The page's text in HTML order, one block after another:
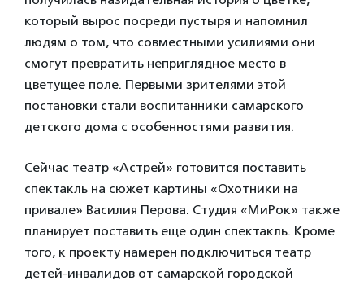
который вырос посреди пустыря и напомнил
людям о том, что совместными усилиями они
смогут превратить неприглядное место в
цветущее поле. Первыми зрителями этой
постановки стали воспитанники самарского
детского дома с особенностями развития.
Сейчас театр «Астрей» готовится поставить
спектакль на сюжет картины «Охотники на
привале» Василия Перова. Студия «МиРок» также
планирует поставить еще один спектакль. Кроме
того, к проекту намерен подключиться театр
детей-инвалидов от самарской городской